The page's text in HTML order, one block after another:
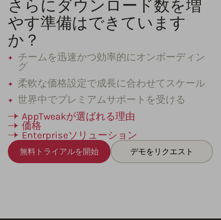
さらにダウンロード数を増
やす準備はできています
か？
チームを迅速かつ効率的にオンボーディン
グ
柔軟な価格設定で成長に合わせてスケール
世界中でプレミアムサポートを受ける
AppTweakが選ばれる理由
価格
Enterpriseソリューション
無料トライアルを開始 デモをリクエスト